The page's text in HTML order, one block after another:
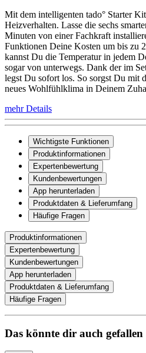
Mit dem intelligenten tado° Starter
Heizverhalten. Lasse die sechs
Minuten von einer Fachkraft
Funktionen Deine Kosten um bis zu
kannst Du die Temperatur in jedem
sogar von unterwegs. Dank der im
legst Du sofort los. So sorgst Du mit
neues Wohlfühlklima in Deinem
mehr Details
Wichtigste Funktionen
Produktinformationen
Expertenbewertung
Kundenbewertungen
App herunterladen
Produktdaten & Lieferumfang
Häufige Fragen
Produktinformationen
Expertenbewertung
Kundenbewertungen
App herunterladen
Produktdaten & Lieferumfang
Häufige Fragen
Das könnte dir auch gefallen